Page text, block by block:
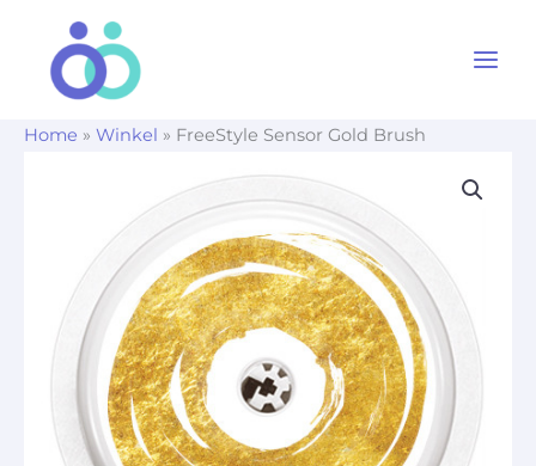
Home » Winkel » FreeStyle Sensor Gold Brush